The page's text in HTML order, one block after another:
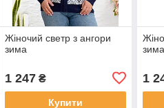
Жіночий светр з ангори
зима
1 247₴
Купити
1